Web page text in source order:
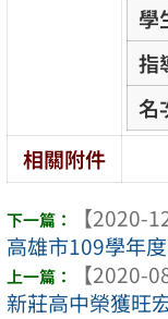
學
指
名
相關附件
【2020-
高雄市109學年
【2020-
新莊高中榮獲旺